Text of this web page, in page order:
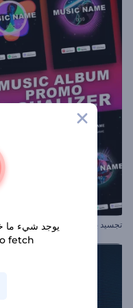
تجسيد بصري لترويج ألبوم موسيقي
fetch